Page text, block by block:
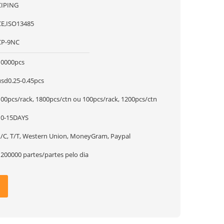
9NC
0.45pcs
rack, 1800pcs/ctn ou 100pcs/rack, 1200pcs/ctn
15DAYS
C, T/T, Western Union, MoneyGram, Paypal
partes/partes pelo dia